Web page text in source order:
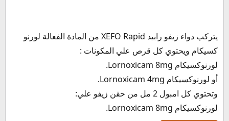
يتركب دواء زيفو رابيد XEFO Rapid من المادة الفعالة لورنو
كسيكام ويحتوي كل قرص علي المكونات :
لورنوكسيكام Lornoxicam 8mg.
أو لورنوكسيكام Lornoxicam 4mg.
وتحتوي كل امبول 2 مل من حقن زيفو علي:
لورنوكسيكام Lornoxicam 8mg.